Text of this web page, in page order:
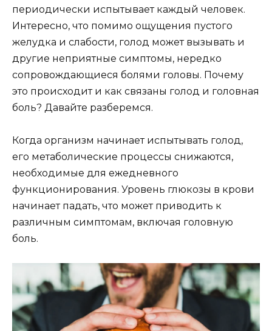
периодически испытывает каждый человек.
Интересно, что помимо ощущения пустого
желудка и слабости, голод может вызывать и
другие неприятные симптомы, нередко
сопровождающиеся болями головы. Почему
это происходит и как связаны голод и головная
боль? Давайте разберемся.
Когда организм начинает испытывать голод,
его метаболические процессы снижаются,
необходимые для ежедневного
функционирования. Уровень глюкозы в крови
начинает падать, что может приводить к
различным симптомам, включая головную
боль.